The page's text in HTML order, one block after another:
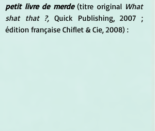
petit livre de merde (titre original What
shat that ?, Quick Publishing, 2007 ;
édition française Chiflet & Cie, 2008) :